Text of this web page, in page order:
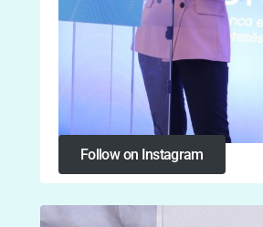
Follow on Instagram
Follow on Instagram